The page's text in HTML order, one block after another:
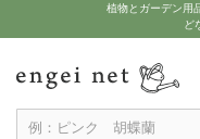
植物とガーデン用
ど